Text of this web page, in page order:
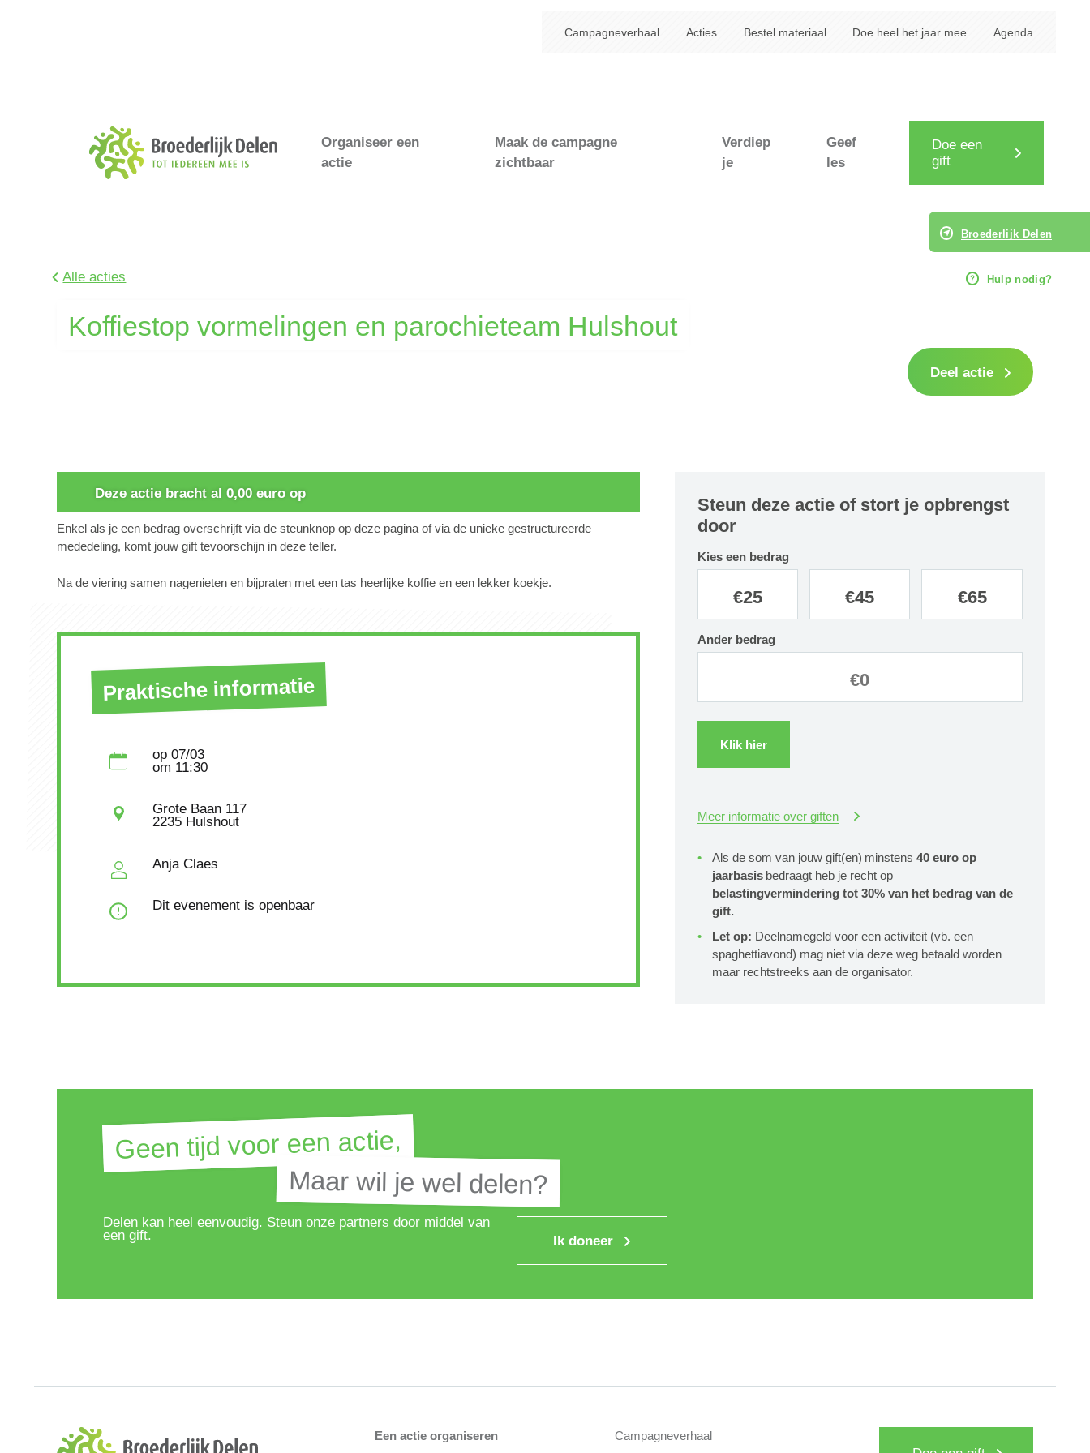
Campagneverhaal Acties Bestel materiaal Doe heel het jaar mee Agenda
Organiseer een
actie
Maak de campagne
zichtbaar
Verdiep
je
Geef
les
Doe een
gift
Alle acties
Koffiestop vormelingen en parochieteam Hulshout
Broederlijk Delen
Hulp nodig?
Deel actie
Deze actie bracht al 0,00 euro op
Enkel als je een bedrag overschrijft via de steunknop op deze pagina of via de unieke gestructureerde
mededeling, komt jouw gift tevoorschijn in deze teller.
Na de viering samen nagenieten en bijpraten met een tas heerlijke koffie en een lekker koekje.
Praktische informatie
op 07/03
om 11:30
Grote Baan 117
2235 Hulshout
Anja Claes
Dit evenement is openbaar
Steun deze actie of stort je opbrengst
door
Kies een bedrag
€25 €45 €65
Ander bedrag
Klik hier
Meer informatie over giften
Als de som van jouw gift(en) minstens40 euro op
jaarbasis bedraagt heb je recht op
belastingvermindering tot 30% van het bedrag van de
gift.
Let op: Deelnamegeld voor een activiteit (vb. een
spaghettiavond) mag niet via deze weg betaald worden
maar rechtstreeks aan de organisator.
Geen tijd voor een actie,
Geen tijd voor een actie,
Maar wil je wel delen?
Maar wil je wel delen?
Delen kan heel eenvoudig. Steun onze partners door middel van
een gift.
Ik doneer
Een actie organiseren Campagneverhaal